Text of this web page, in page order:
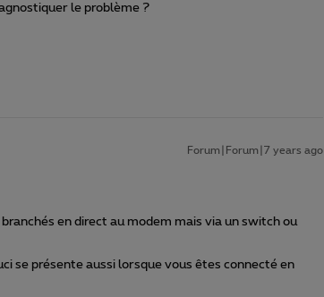
le problème ?
Forum|Forum|7 years ago
en direct au modem mais via un switch ou
se présente aussi lorsque vous êtes connecté en